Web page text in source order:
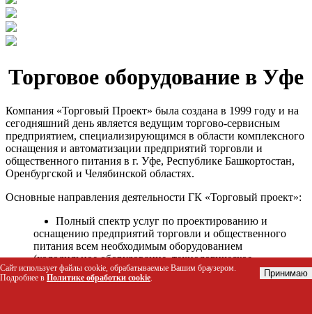
Торговое оборудование в Уфе
Компания «Торговый Проект» была создана в 1999 году и на
сегодняшний день является ведущим торгово-сервисным
предприятием, специализирующимся в области комплексного
оснащения и автоматизации предприятий торговли и
общественного питания в г. Уфе, Республике Башкортостан,
Оренбургской и Челябинской областях.
Основные направления деятельности ГК «Торговый проект»:
Полный спектр услуг по проектированию и
оснащению предприятий торговли и общественного
питания всем необходимым оборудованием
(холодильное оборудование, технологическое
оборудование, стеллажное оборудование и т.д.);
Автоматизация торговых процессов и внедрения
Сайт использует файлы cookie, обрабатываемые Вашим браузером.
Подробнее в Политике обработки cookie. Принимаю